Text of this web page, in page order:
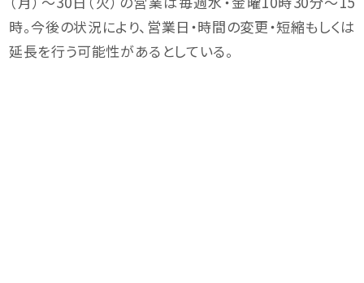
時。今後の状況により、営業日・時間の変更・短縮もしくは
延長を行う可能性があるとしている。